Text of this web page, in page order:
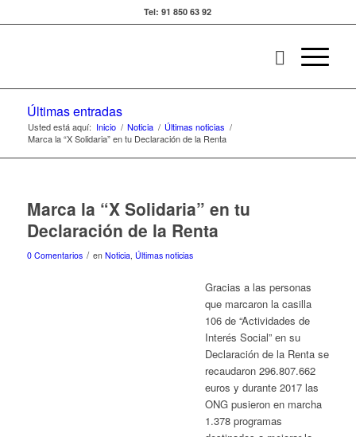
Tel: 91 850 63 92
Últimas entradas
Usted está aquí: Inicio / Noticia / Últimas noticias /
Marca la “X Solidaria” en tu Declaración de la Renta
Marca la “X Solidaria” en tu
Declaración de la Renta
0 Comentarios / en Noticia, Últimas noticias
Gracias a las personas
que marcaron la casilla
106 de “Actividades de
Interés Social” en su
Declaración de la Renta se
recaudaron 296.807.662
euros y durante 2017 las
ONG pusieron en marcha
1.378 programas